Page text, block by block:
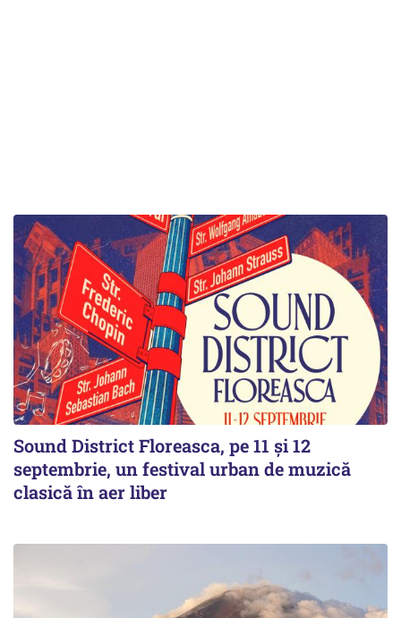
Sound District Floreasca, pe 11 și 12
septembrie, un festival urban de muzică
clasică în aer liber